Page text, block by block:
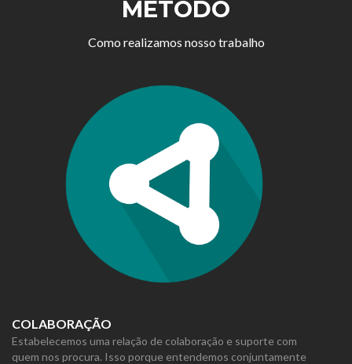
MÉTODO
Como realizamos nosso trabalho
COLABORAÇÃO
Estabelecemos uma relação de colaboração e suporte com
quem nos procura. Isso porque entendemos conjuntamente